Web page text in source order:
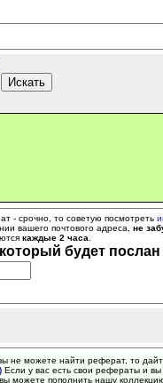
- срочно, то советую посмотреть
вашего почтового адреса,не
каждые 2 часа
будет
не можете найти реферат, то
Если у вас есть свои рефераты и
можете пополнить нашу